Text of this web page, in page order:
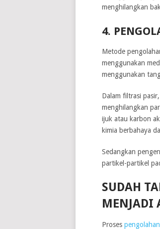
menghilangkan
4.
Metode
menggunakan
menggunakan
Dalam filtrasi
menghilangkan
ijuk atau karbon
kimia berbahaya
Sedangkan
partikel-partikel
SUDAH
MENJADI
Proses